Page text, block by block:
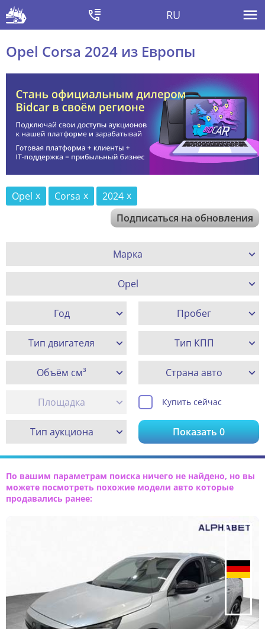
RU
Opel Corsa 2024 из Европы
Opel Corsa
2024
Подписаться на обновления
Марка
Opel
Год Пробег
Тип двигателя Тип КПП
Объём см³ Страна авто
Площадка Купить сейчас
Тип аукциона Показать0
По вашим параметрам поиска ничего не найдено, но вы
можете посмотреть похожие модели авто которые
продавались ранее: